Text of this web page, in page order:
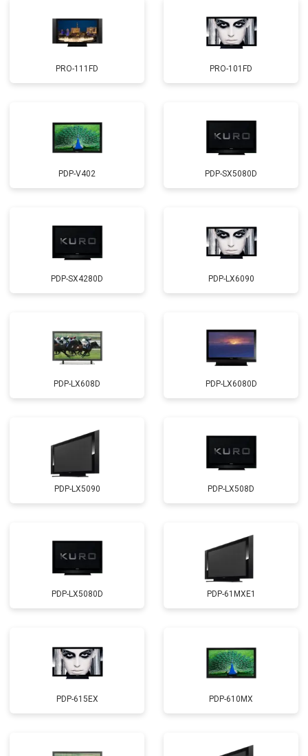
PRO-111FD PRO-101FD
PDP-V402 PDP-SX5080D
PDP-SX4280D PDP-LX6090
PDP-LX608D PDP-LX6080D
PDP-LX5090 PDP-LX508D
PDP-LX5080D PDP-61MXE1
PDP-615EX PDP-610MX